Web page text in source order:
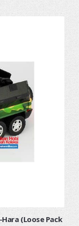
(Loose Pack